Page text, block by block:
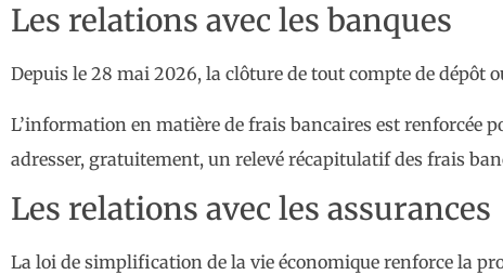
Les relations avec les banques
Depuis le 28 mai 2026, la clôture de tout compte de dépôt
L’information en matière de frais bancaires est renforcée
adresser, gratuitement, un relevé récapitulatif des frais
Les relations avec les assurances
La loi de simplification de la vie économique renforce la